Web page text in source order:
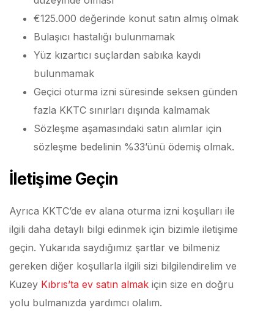
€125.000 değerinde konut satın almış olmak
Bulaşıcı hastalığı bulunmamak
Yüz kızartıcı suçlardan sabıka kaydı
bulunmamak
Geçici oturma izni süresinde seksen günden
fazla KKTC sınırları dışında kalmamak
Sözleşme aşamasındaki satın alımlar için
sözleşme bedelinin %33’ünü ödemiş olmak.
İletişime Geçin
Ayrıca KKTC’de ev alana oturma izni koşulları ile
ilgili daha detaylı bilgi edinmek için bizimle iletişime
geçin. Yukarıda saydığımız şartlar ve bilmeniz
gereken diğer koşullarla ilgili sizi bilgilendirelim ve
Kuzey Kıbrıs’ta ev satın almak için size en doğru
yolu bulmanızda yardımcı olalım.